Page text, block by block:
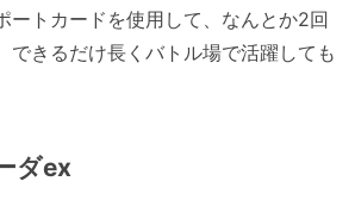
ートカードを使用して、なんとか2回
できるだけ長くバトル場で活躍しても
ダex